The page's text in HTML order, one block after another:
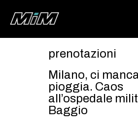
ABOUT
prenotazioni
Milano, ci
pioggia. Caos
all’ospedale
Baggio